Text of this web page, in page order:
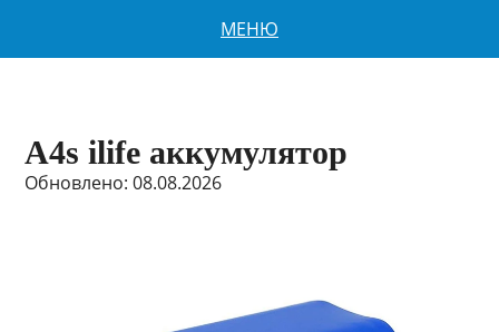
МЕНЮ
A4s ilife аккумулятор
Обновлено: 08.08.2026